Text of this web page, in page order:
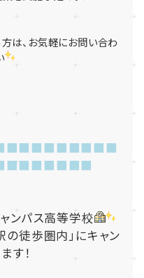
は、お気軽にお問い合わ
ンパス高等学校
徒歩圏内」にキャン
す！